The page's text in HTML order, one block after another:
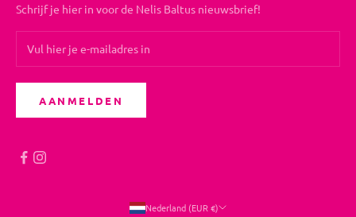
Schrijf je hier in voor de Nelis Baltus nieuwsbrief!
AANMELDEN
Nederland (EUR €)